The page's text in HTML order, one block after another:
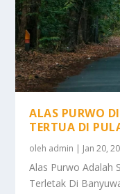
ALAS PURWO
TERTUA DI
oleh admin | Jan 20,
Alas Purwo Adalah
Terletak Di